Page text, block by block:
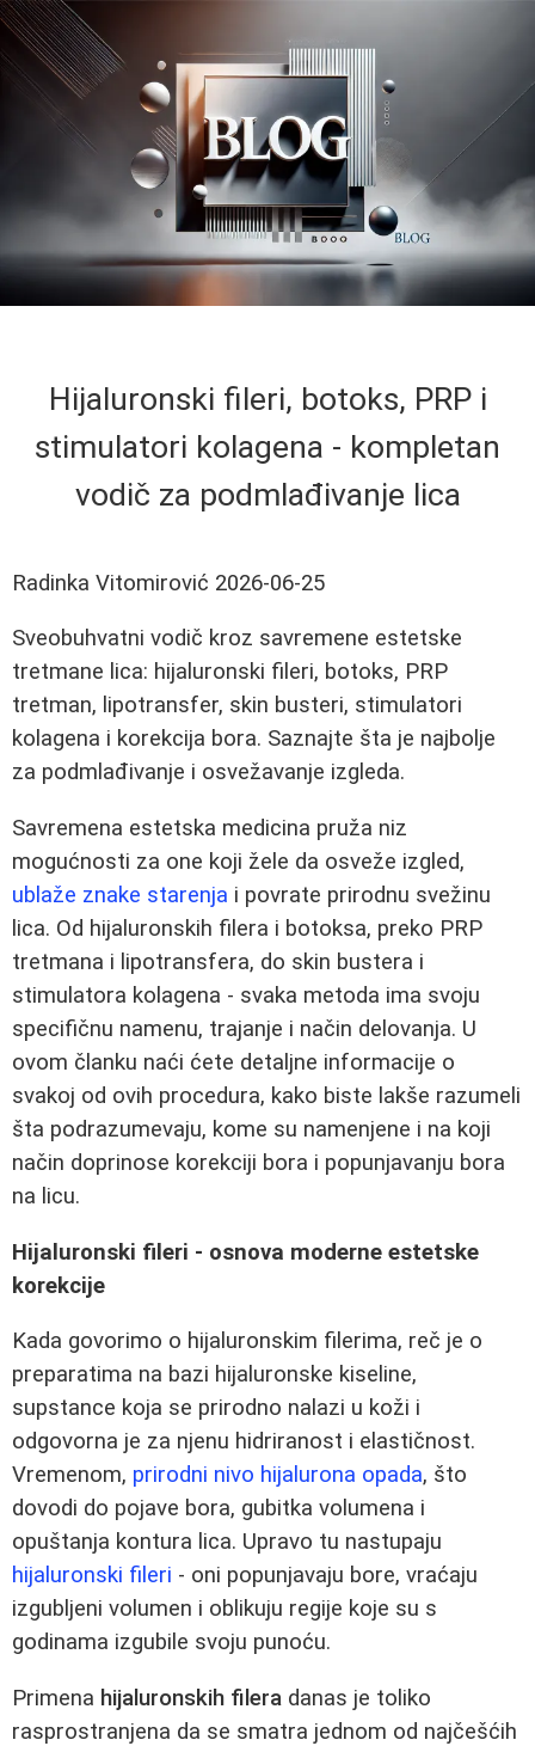
Hijaluronski fileri, botoks, PRP i
stimulatori kolagena - kompletan
vodič za podmlađivanje lica
Radinka Vitomirović 2026-06-25
Sveobuhvatni vodič kroz savremene estetske
tretmane lica: hijaluronski fileri, botoks, PRP
tretman, lipotransfer, skin busteri, stimulatori
kolagena i korekcija bora. Saznajte šta je najbolje
za podmlađivanje i osvežavanje izgleda.
Savremena estetska medicina pruža niz
mogućnosti za one koji žele da osveže izgled,
ublaže znake starenja i povrate prirodnu svežinu
lica. Od hijaluronskih filera i botoksa, preko PRP
tretmana i lipotransfera, do skin bustera i
stimulatora kolagena - svaka metoda ima svoju
specifičnu namenu, trajanje i način delovanja. U
ovom članku naći ćete detaljne informacije o
svakoj od ovih procedura, kako biste lakše razumeli
šta podrazumevaju, kome su namenjene i na koji
način doprinose korekciji bora i popunjavanju bora
na licu.
Hijaluronski fileri - osnova moderne estetske
korekcije
Kada govorimo o hijaluronskim filerima, reč je o
preparatima na bazi hijaluronske kiseline,
supstance koja se prirodno nalazi u koži i
odgovorna je za njenu hidriranost i elastičnost.
Vremenom, prirodni nivo hijalurona opada, što
dovodi do pojave bora, gubitka volumena i
opuštanja kontura lica. Upravo tu nastupaju
hijaluronski fileri - oni popunjavaju bore, vraćaju
izgubljeni volumen i oblikuju regije koje su s
godinama izgubile svoju punoću.
Primena hijaluronskih filera danas je toliko
rasprostranjena da se smatra jednom od najčešćih